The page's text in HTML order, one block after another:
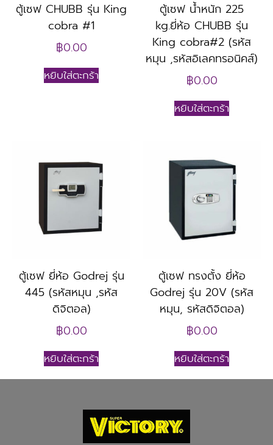
ตู้เซฟ CHUBB รุ่น King
cobra #1
฿0.00
หยิบใส่ตะกร้า
ตู้เซฟ น้ำหนัก 225
kg.ยี่ห้อ CHUBB รุ่น
King cobra#2 (รหัส
หมุน ,รหัสอิเลคทรอนิคส์)
฿0.00
หยิบใส่ตะกร้า
ตู้เซฟ ยี่ห้อ Godrej รุ่น
445 (รหัสหมุน ,รหัส
ดิจิตอล)
฿0.00
หยิบใส่ตะกร้า
ตู้เซฟ ทรงตั้ง ยี่ห้อ
Godrej รุ่น 20V (รหัส
หมุน, รหัสดิจิตอล)
฿0.00
หยิบใส่ตะกร้า